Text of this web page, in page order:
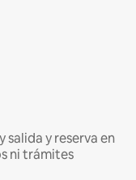
salida y reserva en
ni trámites